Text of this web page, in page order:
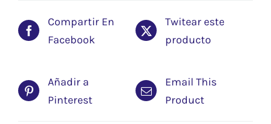
Compartir En
Facebook
Twitear este
producto
Añadir a
Pinterest
Email This
Product